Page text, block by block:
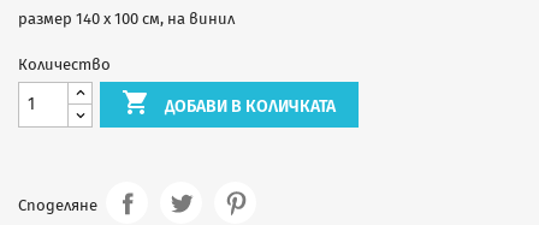
размер 140 х 100 см, на винил
Количество
 ДОБАВИ В КОЛИЧКАТА
Споделяне